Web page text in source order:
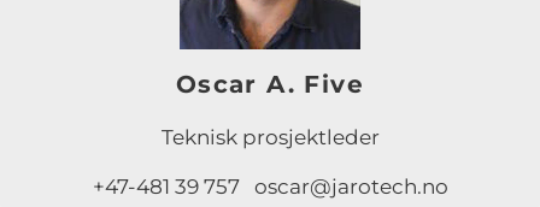
Oscar A. Five
Teknisk prosjektleder
+47-481 39 757 oscar@jarotech.no